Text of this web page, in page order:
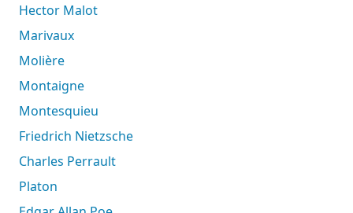
Hector Malot
Marivaux
Molière
Montaigne
Montesquieu
Friedrich Nietzsche
Charles Perrault
Platon